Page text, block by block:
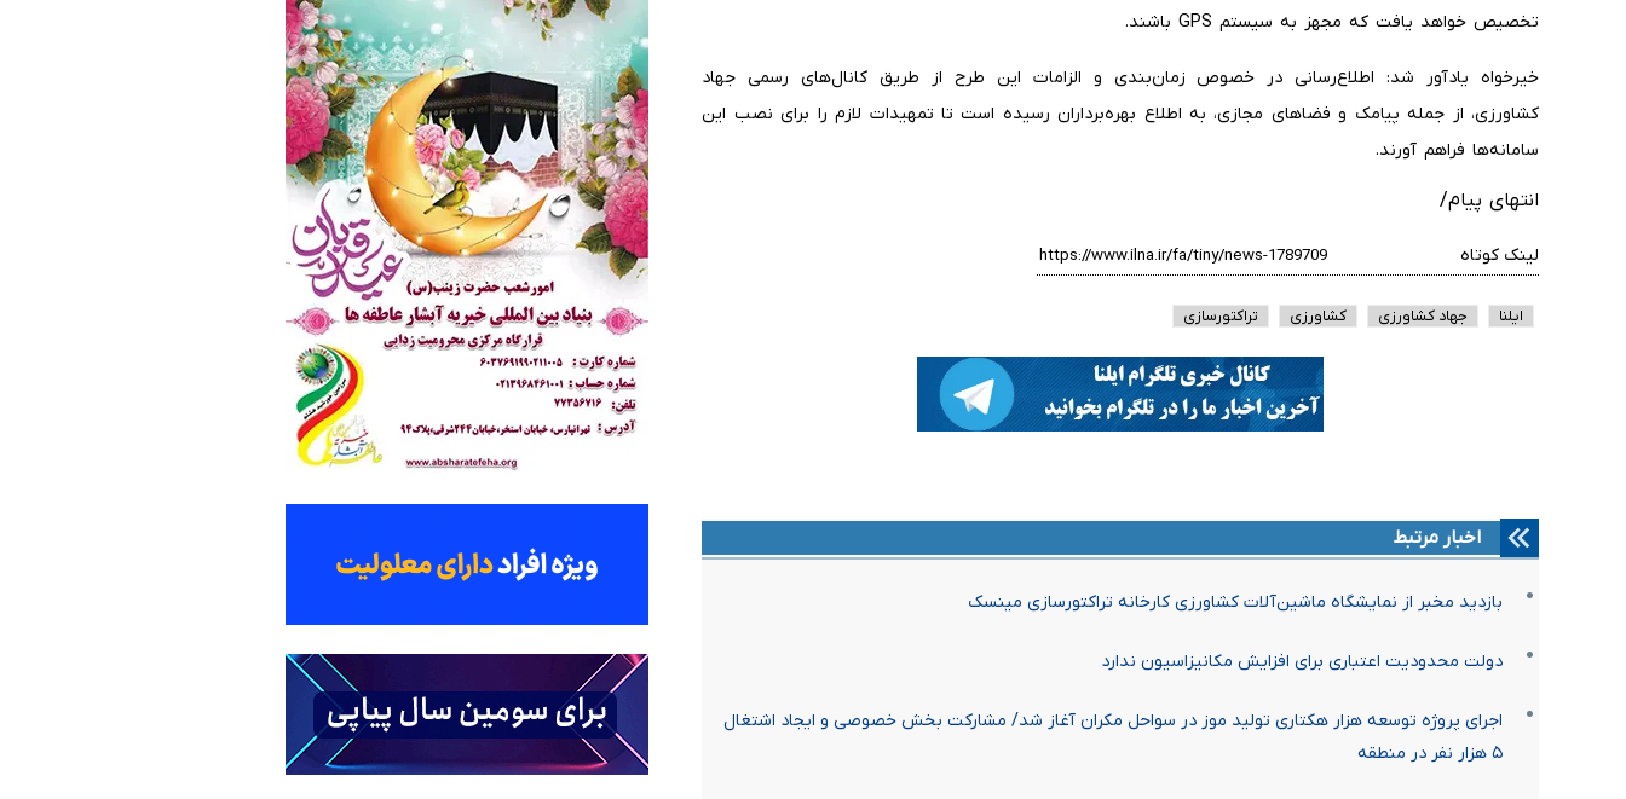
تخصیص خواهد یافت که مجهز به سیستم GPS باشند.
خیرخواه یادآور شد: اطلاع‌رسانی در خصوص زمان‌بندی و الزامات این طرح از طریق کانال‌های رسمی جهاد
کشاورزی، از جمله پیامک و فضاهای مجازی، به اطلاع بهره‌برداران رسیده است تا تمهیدات لازم را برای نصب این
سامانه‌ها فراهم آورند.
انتهای پیام/
لینک کوتاه
ایلنا جهاد کشاورزی کشاورزی تراکتورسازی
اخبار مرتبط
بازدید مخبر از نمایشگاه ماشین‌آلات کشاورزی کارخانه تراکتورسازی مینسک
دولت محدودیت اعتباری برای افزایش مکانیزاسیون ندارد
اجرای پروژه توسعه هزار هکتاری تولید موز در سواحل مکران آغاز شد/ مشارکت بخش خصوصی و ایجاد اشتغال
۵ هزار نفر در منطقه